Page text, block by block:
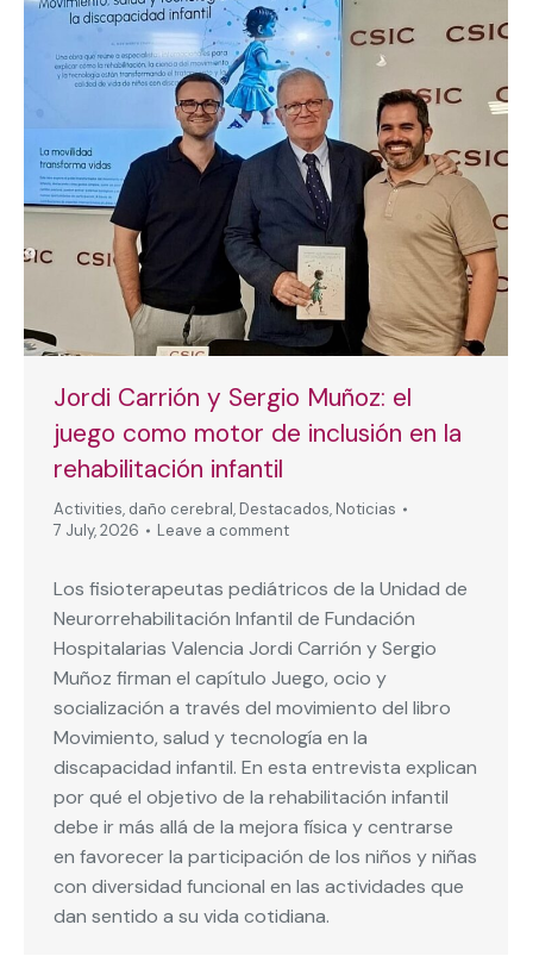
Jordi Carrión y Sergio Muñoz: el
juego como motor de inclusión en la
rehabilitación infantil
Activities, daño cerebral, Destacados, Noticias
7 July, 2026
Leave a comment
Los fisioterapeutas pediátricos de la Unidad de
Neurorrehabilitación Infantil de Fundación
Hospitalarias Valencia Jordi Carrión y Sergio
Muñoz firman el capítulo Juego, ocio y
socialización a través del movimiento del libro
Movimiento, salud y tecnología en la
discapacidad infantil. En esta entrevista explican
por qué el objetivo de la rehabilitación infantil
debe ir más allá de la mejora física y centrarse
en favorecer la participación de los niños y niñas
con diversidad funcional en las actividades que
dan sentido a su vida cotidiana.